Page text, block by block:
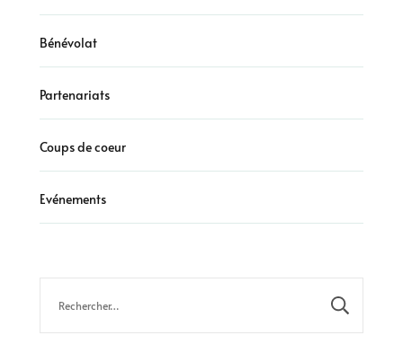
Bénévolat
Partenariats
Coups de coeur
Evénements